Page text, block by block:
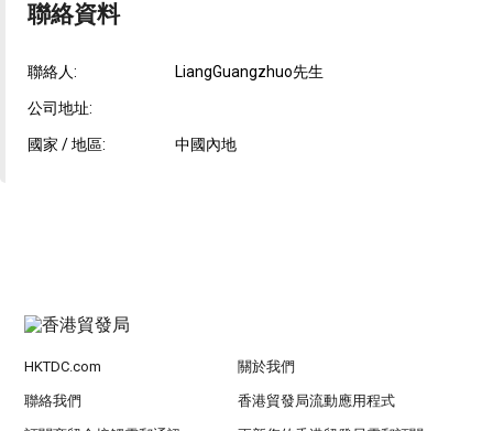
聯絡資料
聯絡人: LiangGuangzhuo先生
公司地址:
國家 / 地區: 中國內地
HKTDC.com 關於我們
聯絡我們 香港貿發局流動應用程式